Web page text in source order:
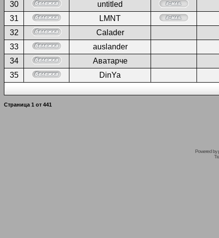
30
untitled
31
LMNT
32
Calader
33
auslander
34
Аватарче
35
DinYa
Страница 1 от 441
Powered by